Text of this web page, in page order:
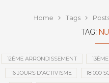
Home Tags
TAG:
12ÈME ARRONDISSEMENT
16 JOURS D'ACTIVISME 18 000